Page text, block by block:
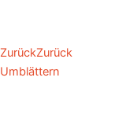
ZurückZurück
Umblättern